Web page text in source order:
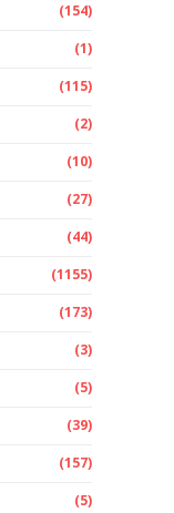
(154)
(1)
(115)
(2)
(10)
(27)
(44)
(1155)
(173)
(3)
(5)
(39)
(157)
(5)